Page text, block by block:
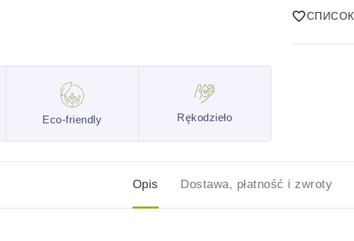
Eco-friendly Rękodzieło
Opis Dostawa, płatność i zwroty